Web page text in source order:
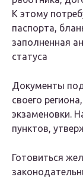
К этому
паспорта,
заполненная
статуса
Документы
своего
экзаменовки.
пунктов,
Готовиться